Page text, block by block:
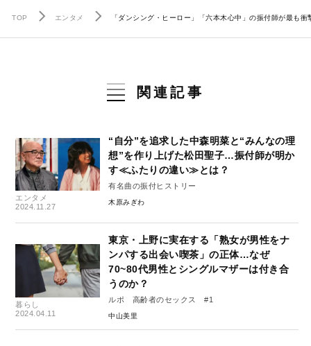
TOP エンタメ 「ダンシング・ヒーロー」「六本木心中」の振付師が最も
関連記事
エンタメ
2024.11.27
“自分”を追求した中森明菜と“みんなの理
想”を作り上げた松田聖子…振付師が明か
す≪ふたりの違い≫とは？
有名曲の振付ヒストリー
木原みぎわ
暮らし
2024.04.11
東京・上野に実在する「熟女が男性をナ
ンパする出会い喫茶」の正体…なぜ
70~80代男性とシングルマザーは付き合
うのか？
ルポ 高齢者のセックス #1
中山美里